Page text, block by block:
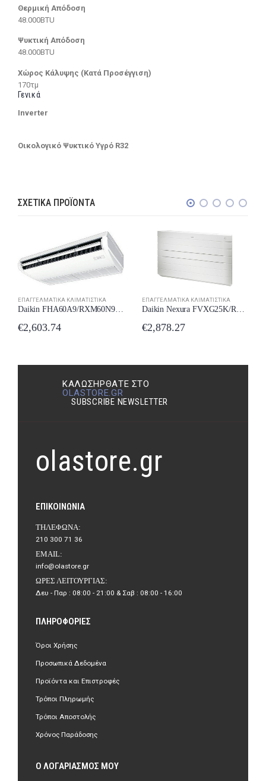
Θερμική Απόδοση
48.000BTU
Ψυκτική Απόδοση
48.000BTU
Χώρος Κάλυψης (Κατά Προσέγγιση)
170τμ
Γενικά
Inverter
Οικολογικό Ψυκτικό Υγρό R32
ΣΧΕΤΙΚΆ ΠΡΟΪΌΝΤΑ
ΕΠΑΓΓΕΛΜΑΤΙΚΆ ΚΛΙΜΑΤΙΣΤΙΚΆ
Daikin FHA60A9/RXM60N9 Επαγγελματικό Κλιματιστικό Inverter Οροφής Δαπέδου 22000 BTU με Ψυκτικό Υγρό R32
€2,603.74
ΕΠΑΓΓΕΛΜΑΤΙΚΆ ΚΛΙΜΑΤΙΣΤΙΚΆ
€2,878.27
ΚΑΛΩΣΉΡΘΑΤΕ ΣΤΟ
OLASTORE.GR
SUBSCRIBE NEWSLETTER
olastore.gr
ΕΠΙΚΟΙΝΩΝΊΑ
ΤΗΛΈΦΩΝΑ:
210 300 71 36
EMAIL:
info@olastore.gr
ΏΡΕΣ ΛΕΙΤΟΥΡΓΊΑΣ:
Δευ - Παρ : 08:00 - 21:00 & Σαβ : 08:00 - 16:00
ΠΛΗΡΟΦΟΡΊΕΣ
Όροι Χρήσης
Προσωπικά Δεδομένα
Προϊόντα και Επιστροφές
Τρόποι Πληρωμής
Τρόποι Αποστολής
Χρόνος Παράδοσης
Ο ΛΟΓΑΡΙΑΣΜΌΣ ΜΟΥ